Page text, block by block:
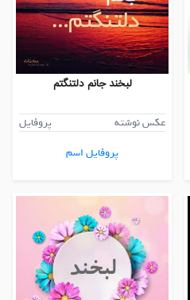
لبخند جانم دلتنگتم
عکس نوشته
پروفایل
پروفایل اسم